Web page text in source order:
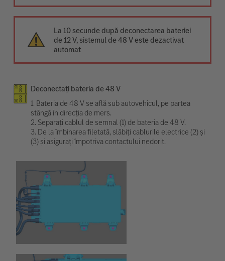
La 10 secunde după deconectarea bateriei
de 12 V, sistemul de 48 V este dezactivat
automat
Deconectați bateria de 48 V
1. Bateria de 48 V se află sub autovehicul, pe partea
stângă în direcția de mers.
2. Separați cablul de semnal (1) de bateria de 48 V.
3. De la îmbinarea filetată, slăbiți cablurile electrice (2) și
(3) și asigurați împotriva contactului nedorit.